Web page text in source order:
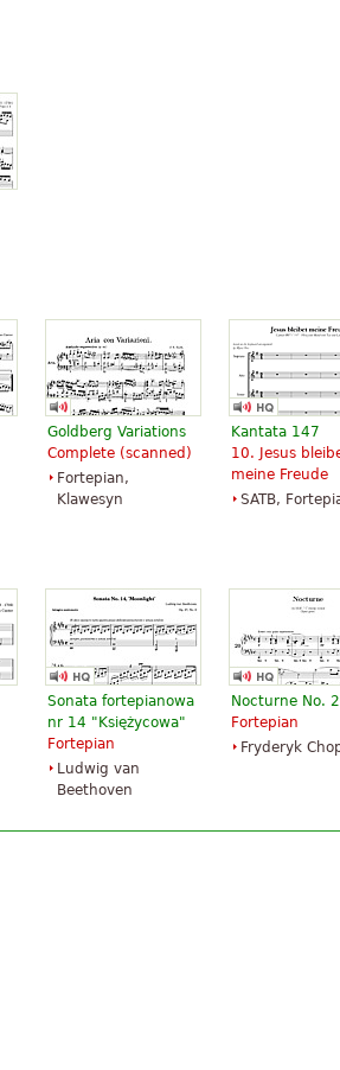
Goldberg Variations
Complete (scanned)
Fortepian,
Klawesyn
Kantata 147
10. Jesus
meine Freude
SATB,
Sonata fortepianowa
nr 14 "Księżycowa"
Fortepian
Ludwig van
Beethoven
Nocturne No.
Fortepian
Fryderyk